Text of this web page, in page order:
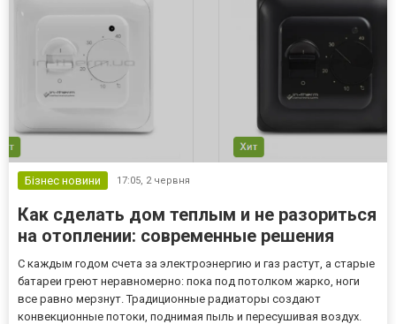
Бізнес новини 17:05, 2 червня
Как сделать дом теплым и не разориться
на отоплении: современные решения
С каждым годом счета за электроэнергию и газ растут, а старые
батареи греют неравномерно: пока под потолком жарко, ноги
все равно мерзнут. Традиционные радиаторы создают
конвекционные потоки, поднимая пыль и пересушивая воздух.